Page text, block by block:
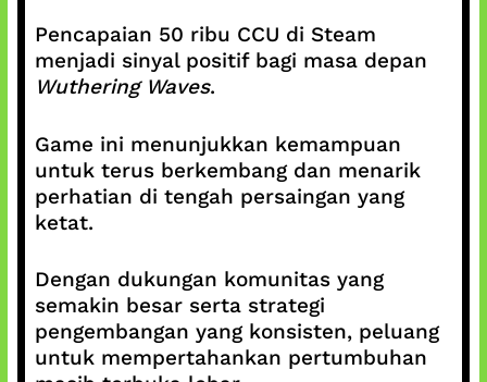
Pencapaian 50 ribu CCU di Steam
menjadi sinyal positif bagi masa depan
Wuthering Waves.
Game ini menunjukkan kemampuan
untuk terus berkembang dan menarik
perhatian di tengah persaingan yang
ketat.
Dengan dukungan komunitas yang
semakin besar serta strategi
pengembangan yang konsisten, peluang
untuk mempertahankan pertumbuhan